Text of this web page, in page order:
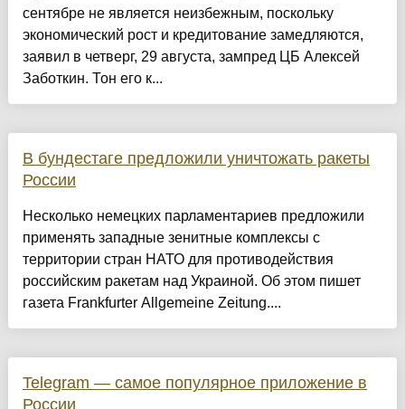
сентябре не является неизбежным, поскольку
экономический рост и кредитование замедляются,
заявил в четверг, 29 августа, зампред ЦБ Алексей
Заботкин. Тон его к...
В бундестаге предложили уничтожать ракеты
России
Несколько немецких парламентариев предложили
применять западные зенитные комплексы с
территории стран НАТО для противодействия
российским ракетам над Украиной. Об этом пишет
газета Frankfurter Allgemeine Zeitung....
Telegram — самое популярное приложение в
России